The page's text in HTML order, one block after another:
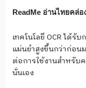
ReadMe อ่านไทยคล่อ
เทคโนโลยี OCR ได้
แม่นยำสูงขึ้นกว่าก่อ
ต่อการใช้งานสำหรับ
นั่นเอง